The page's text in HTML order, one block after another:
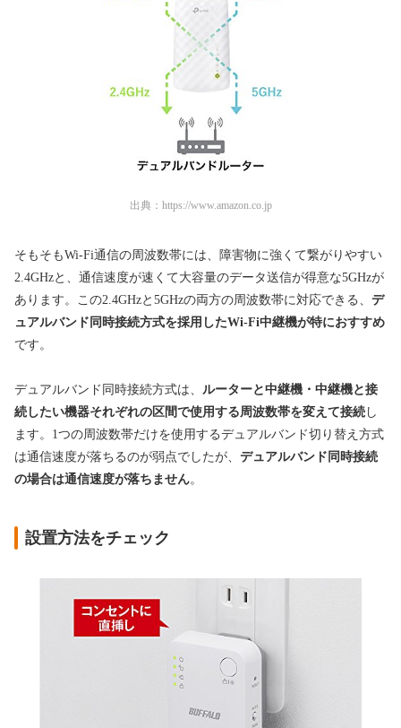
出典： https://www.amazon.co.jp
そもそもWi-Fi通信の周波数帯には、障害物に強くて繋がりやすい
2.4GHzと、通信速度が速くて大容量のデータ送信が得意な5GHzが
あります。この2.4GHzと5GHzの両方の周波数帯に対応できる、 デ
ュアルバンド同時接続方式を採用したWi-Fi中継機が特におすすめ
です。
デュアルバンド同時接続方式は、 ルーターと中継機・中継機と接
続したい機器それぞれの区間で使用する周波数帯を変えて接続 し
ます。1つの周波数帯だけを使用するデュアルバンド切り替え方式
は通信速度が落ちるのが弱点でしたが、 デュアルバンド同時接続
の場合は通信速度が落ちません。
設置方法をチェック